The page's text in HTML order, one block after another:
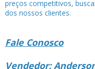
preços competitivos,
dos nossos clientes.
Fale Conosco
Vendedor: